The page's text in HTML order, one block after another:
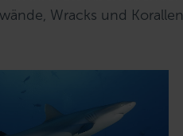
Wracks und